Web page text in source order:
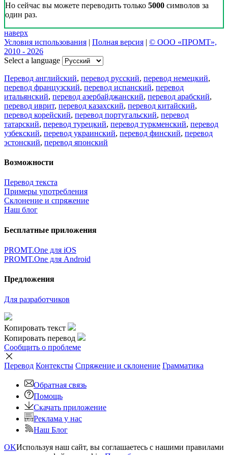
Но сейчас вы можете переводить только 5000 символов за
один раз.
наверх
Условия использования | Полная версия | © ООО «ПРОМТ»,
2010 - 2026
Select a language
Перевод английский, перевод русский, перевод немецкий,
перевод французский, перевод испанский, перевод
итальянский, перевод азербайджанский, перевод арабский,
перевод иврит, перевод казахский, перевод китайский,
перевод корейский, перевод португальский, перевод
татарский, перевод турецкий, перевод туркменский, перевод
узбекский, перевод украинский, перевод финский, перевод
эстонский, перевод японский
Возможности
Перевод текста
Примеры употребления
Склонение и спряжение
Наш блог
Бесплатные приложения
PROMT.One для iOS
PROMT.One для Android
Предложения
Для разработчиков
Копировать текст
Копировать перевод
Сообщить о проблеме
Перевод Контексты Спряжение и склонение Грамматика
Обратная связь
Помощь
Скачать приложение
Реклама у нас
Наш Блог
OKИспользуя наш сайт, вы соглашаетесь с нашими правилами